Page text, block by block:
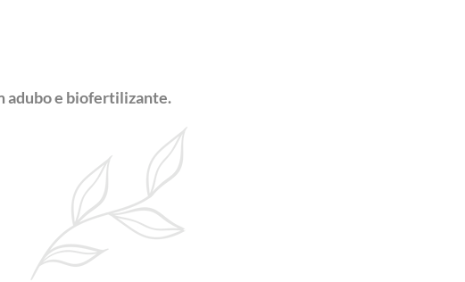
adubo e biofertilizante.